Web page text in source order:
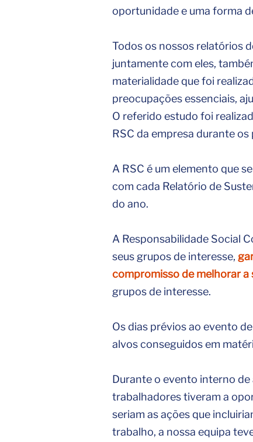
oportunidade e uma forma
Todos os nossos relatórios
juntamente com eles,
materialidade que foi
preocupações essenciais,
O referido estudo foi
RSC da empresa durante
A RSC é um elemento que
com cada Relatório de
do ano.
A Responsabilidade Social
seus grupos de interesse,
compromisso de melhorar a
grupos de interesse.
Os dias prévios ao evento
alvos conseguidos em
Durante o evento interno
trabalhadores tiveram a
seriam as ações que
trabalho, a nossa equipa